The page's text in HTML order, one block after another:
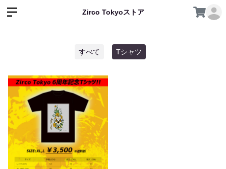
Zirco Tokyoストア
すべて Tシャツ